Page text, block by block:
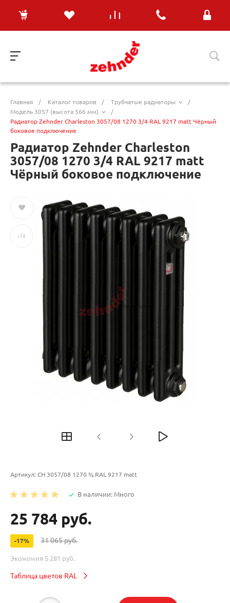
Главная / Каталог товаров / Трубчатые радиаторы
/
Модель 3057 (высота 566 мм)
/
Радиатор Zehnder Charleston 3057/08 1270 3/4 RAL 9217 matt Чёрный
боковое подключение
Радиатор Zehnder Charleston
3057/08 1270 3/4 RAL 9217 matt
Чёрный боковое подключение
Артикул: CH 3057/08 1270 ¾ RAL 9217 matt
В наличии: Много
25 784 руб.
-17% 31 065 руб.
Экономия 5 281 руб.
Таблица цветов RAL